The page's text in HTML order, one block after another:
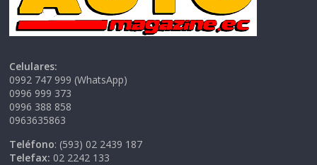
Celulares:
0992 747 999 (WhatsApp)
0996 999 373
0996 388 858
0963635863
Teléfono: (593) 02 2439 187
Telefax: 02 2242 133